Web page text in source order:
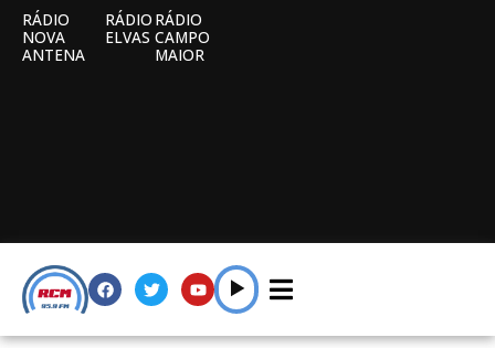
RÁDIO
NOVA
ANTENA
RÁDIO
ELVAS
RÁDIO
CAMPO
MAIOR